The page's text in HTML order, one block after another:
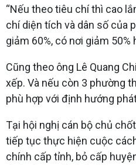
“Nếu theo tiêu chí thì cao
chí diện tích và dân số của
giảm 60%, có nơi giảm 50%
Cũng theo ông Lê Quang
xếp. Và nếu còn 3 phường
phù hợp với định hướng
Tại hội nghị cán bộ chủ
tiếp tục thực hiện cuộc
chính cấp tỉnh, bỏ cấp